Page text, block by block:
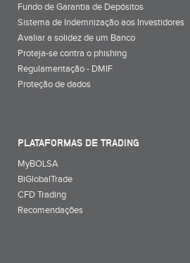
Fundo de Garantia de Depósitos
Sistema de Indemnização aos Investidores
Avaliar a solidez de um Banco
Proteja-se contra o phishing
Regulamentação - DMIF
Proteção de dados
PLATAFORMAS DE TRADING
MyBOLSA
BiGlobalTrade
CFD Trading
Recomendações